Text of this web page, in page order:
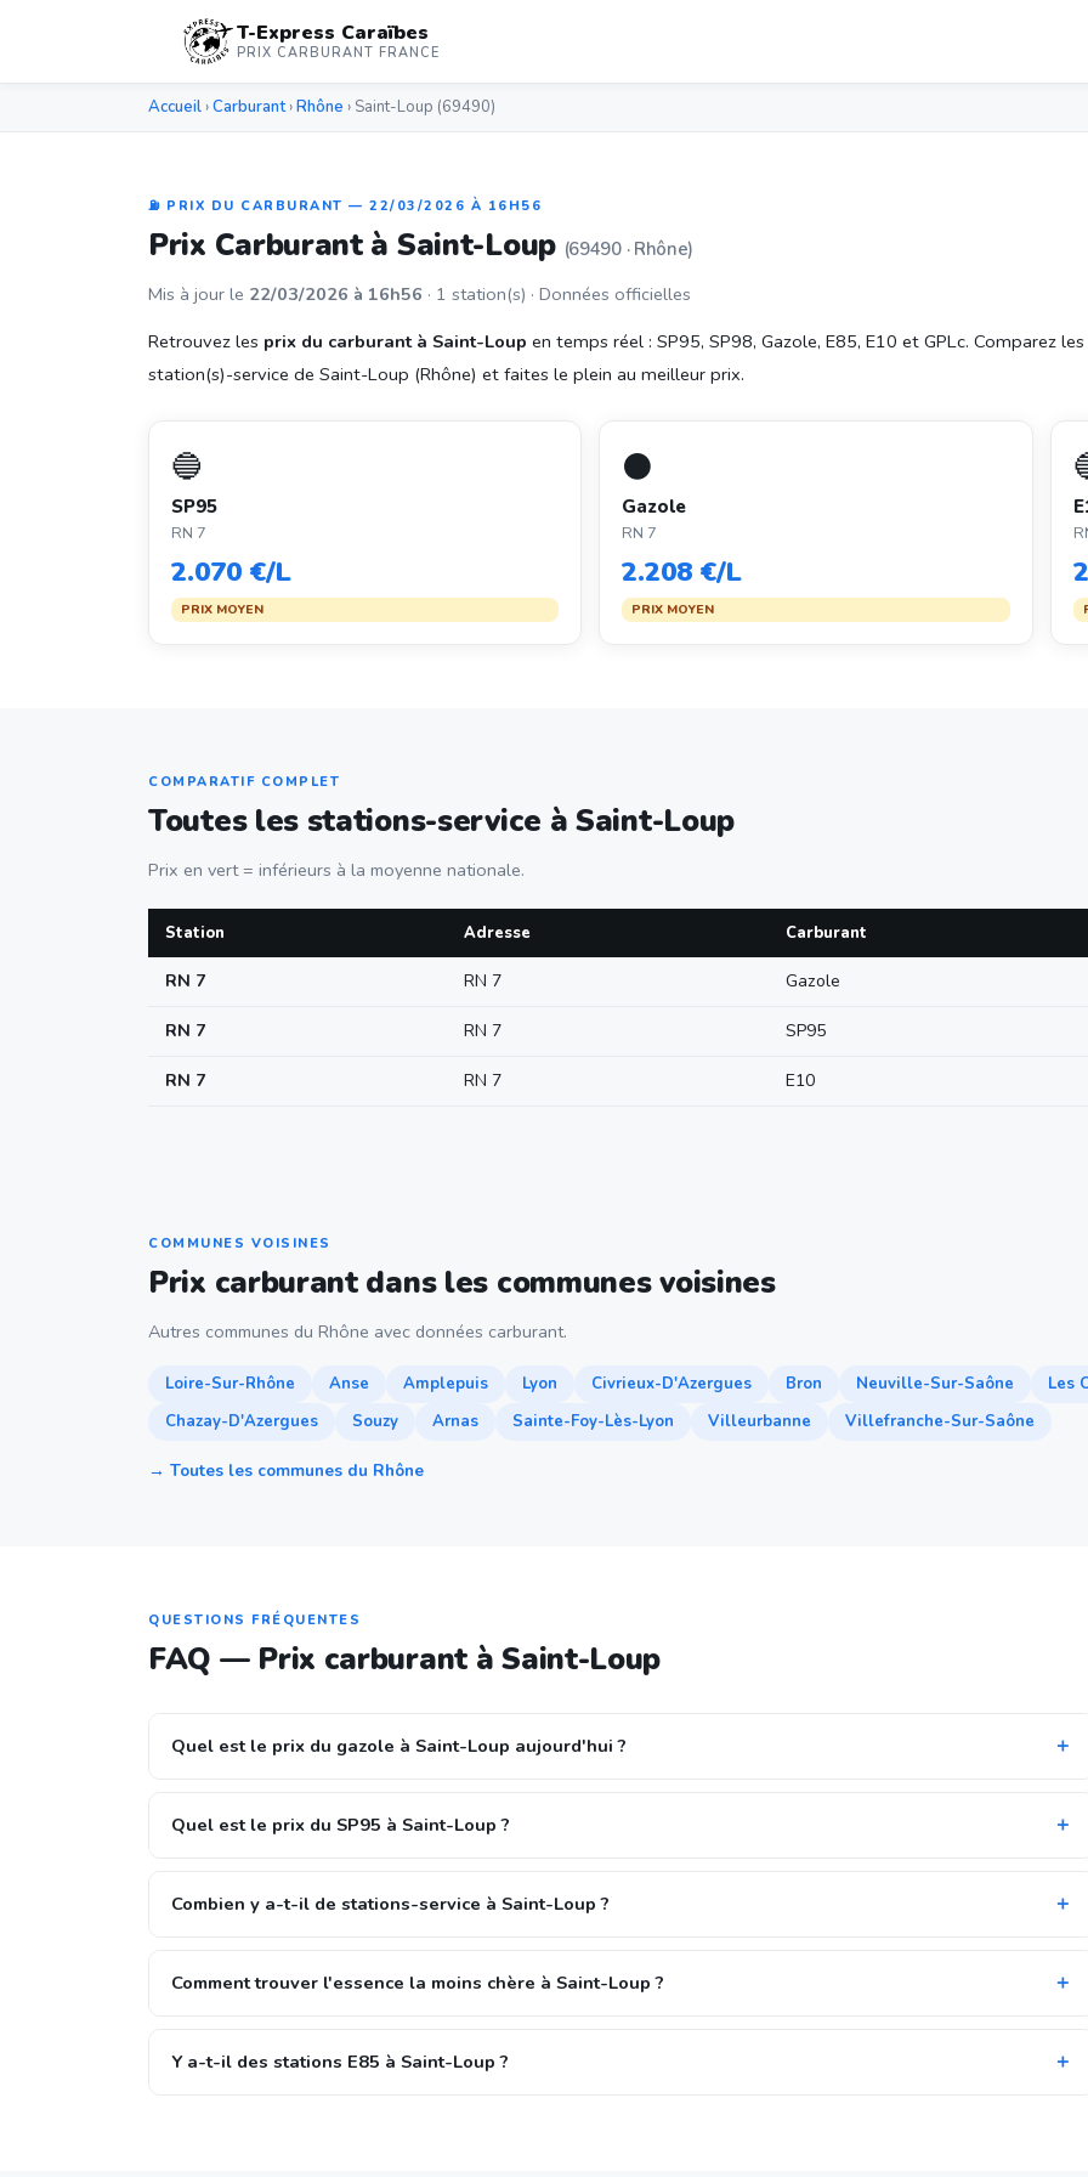
T-Express Caraïbes
PRIX CARBURANT FRANCE
Accueil ›Carburant›Rhône › Saint-Loup (69490)
⛽ PRIX DU CARBURANT — 22/03/2026 À 16H56
Prix Carburant à Saint-Loup (69490 · Rhône)
Mis à jour le 22/03/2026 à 16h56 · 1 station(s) · Données officielles
Retrouvez les prix du carburant à Saint-Loup en temps réel : SP95, SP98, Gazole, E85, E10 et GPLc. Comparez
station(s)-service de Saint-Loup (Rhône) et faites le plein au meilleur prix.
🔵
SP95
RN 7
2.070 €/L
PRIX MOYEN
⚫
Gazole
RN 7
2.208 €/L
PRIX MOYEN
COMPARATIF COMPLET
Toutes les stations-service à Saint-Loup
Prix en vert = inférieurs à la moyenne nationale.
Station Adresse Carburant
RN 7 RN 7 Gazole
RN 7 RN 7 SP95
RN 7 RN 7 E10
COMMUNES VOISINES
Prix carburant dans les communes voisines
Autres communes du Rhône avec données carburant.
Loire-Sur-Rhône Anse Amplepuis Lyon Civrieux-D'Azergues Bron Neuville-Sur-Saône Les
Chazay-D'Azergues
Souzy Arnas Sainte-Foy-Lès-Lyon Villeurbanne Villefranche-Sur-Saône
→ Toutes les communes du Rhône
QUESTIONS FRÉQUENTES
FAQ — Prix carburant à Saint-Loup
Quel est le prix du gazole à Saint-Loup aujourd'hui ?
Quel est le prix du SP95 à Saint-Loup ?
Combien y a-t-il de stations-service à Saint-Loup ?
Comment trouver l'essence la moins chère à Saint-Loup ?
Y a-t-il des stations E85 à Saint-Loup ?